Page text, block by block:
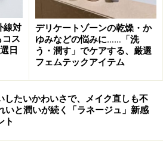
いになる
った植物のエキスがたっぷり含
ランスをとことん研究し、素肌の
感がやみつきに。みずみずしく
癒されます。
線対
ス
日
デリケートゾーンの乾燥・か
ゆみなどの悩みに……「洗
う・潤す」でケアする、厳選
フェムテックアイテム
したいかわいさで、メイク直しも不
いと潤いが続く「ラネージュ」新感
ト